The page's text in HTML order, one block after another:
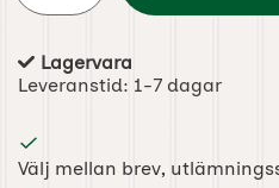
Tillgänglighet:
Lagervara
Leveranstid: 1-7 dagar
Välj mellan brev,